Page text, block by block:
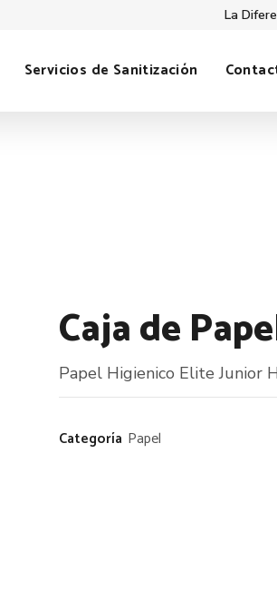
La
Servicios de Sanitización
Caja de
Papel Higienico Elite Junior
Categoría Papel